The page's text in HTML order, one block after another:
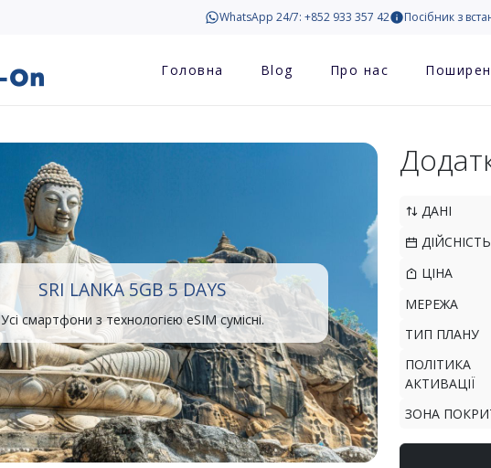
WhatsApp 24/7: +852 933 357 42 Посібник з
Головна Blog Про нас
SRI LANKA 5GB 5 DAYS
Усі смартфони з технологією eSIM сумісні.
ДАНІ
ДІЙСНІСТЬ
ЦІНА
МЕРЕЖА
ТИП ПЛАНУ
ПОЛІТИКА
АКТИВАЦІЇ
ЗОНА